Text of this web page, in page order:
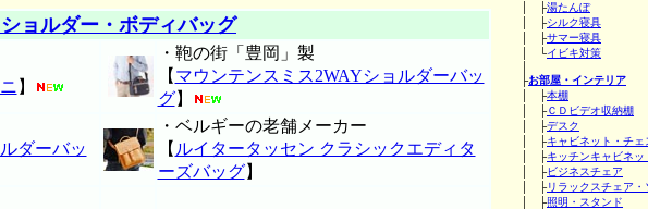
│ ├湯たんぽ
│ ├シルク寝具
│ ├サマー寝具
│ └イビキ対策
├お部屋・インテリア
│ ├本棚
│ ├ＣＤビデオ収納棚
│ ├デスク
│ ├キャビネット・チェ
│ ├キッチンキャビネッ
│ ├ビジネスチェア
│ ├リラックスチェア・
│ ├照明・スタンド
ショルダー・ボディバッグ
】
・鞄の街「豊岡」製
【 マウンテンスミス2WAYショルダーバッ
グ】
ダーバッ
・ベルギーの老舗メーカー
【 ルイタータッセン クラシックエディタ
ーズバッグ】